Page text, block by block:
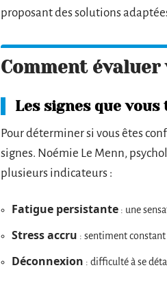
proposant des solutions
Comment
Les signes que
Pour déterminer si vous êtes
signes. Noémie Le Menn,
plusieurs indicateurs :
Fatigue persistante : une
Stress accru : sentiment constant
Déconnexion : difficulté à se